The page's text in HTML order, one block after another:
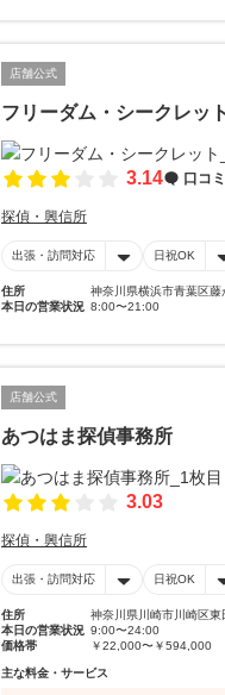
店舗公式
フリーダム・シークレット
3.14 口コミ
探偵・興信所
出張・訪問対応 日祝OK
住所
神奈川県横浜市青葉区藤
本日の営業状況 8:00〜21:00
店舗公式
あつはま探偵事務所
3.03
探偵・興信所
出張・訪問対応 日祝OK
住所
神奈川県川崎市川崎区東
本日の営業状況 9:00〜24:00
価格帯
￥22,000〜￥594,000
主な料金・サービス